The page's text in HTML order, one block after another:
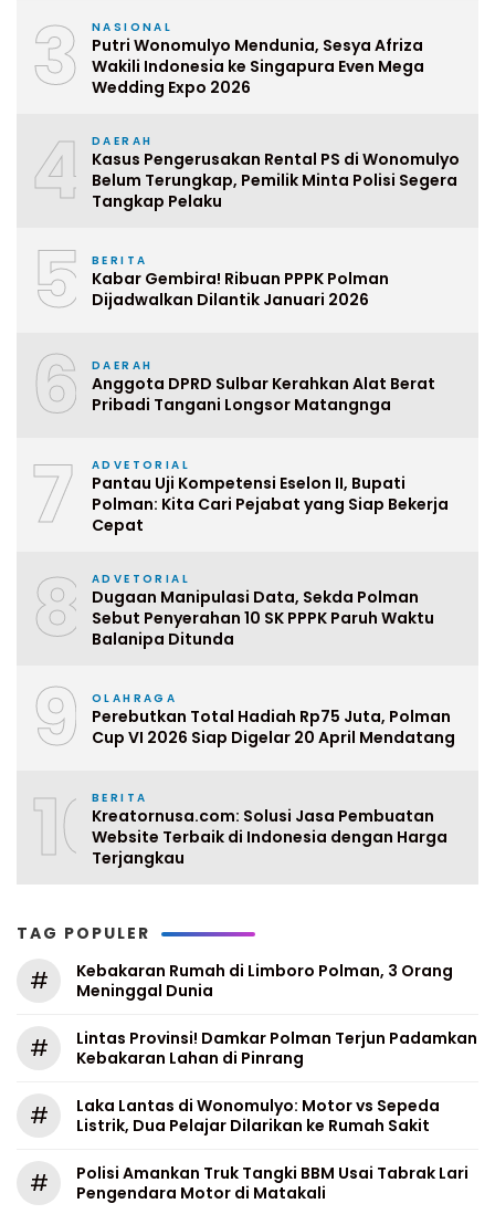
3 NASIONAL
Putri Wonomulyo Mendunia, Sesya Afriza
Wakili Indonesia ke Singapura Even Mega
Wedding Expo 2026
4 DAERAH
Kasus Pengerusakan Rental PS di Wonomulyo
Belum Terungkap, Pemilik Minta Polisi Segera
Tangkap Pelaku
5 BERITA
Kabar Gembira! Ribuan PPPK Polman
Dijadwalkan Dilantik Januari 2026
6 DAERAH
Anggota DPRD Sulbar Kerahkan Alat Berat
Pribadi Tangani Longsor Matangnga
7 ADVETORIAL
Pantau Uji Kompetensi Eselon II, Bupati
Polman: Kita Cari Pejabat yang Siap Bekerja
Cepat
8 ADVETORIAL
Dugaan Manipulasi Data, Sekda Polman
Sebut Penyerahan 10 SK PPPK Paruh Waktu
Balanipa Ditunda
9 OLAHRAGA
Perebutkan Total Hadiah Rp75 Juta, Polman
Cup VI 2026 Siap Digelar 20 April Mendatang
10BERITA
Kreatornusa.com: Solusi Jasa Pembuatan
Website Terbaik di Indonesia dengan Harga
Terjangkau
TAG POPULER
#
Kebakaran Rumah di Limboro Polman, 3 Orang
Meninggal Dunia
#
Lintas Provinsi! Damkar Polman Terjun Padamkan
Kebakaran Lahan di Pinrang
#
Laka Lantas di Wonomulyo: Motor vs Sepeda
Listrik, Dua Pelajar Dilarikan ke Rumah Sakit
#
Polisi Amankan Truk Tangki BBM Usai Tabrak Lari
Pengendara Motor di Matakali